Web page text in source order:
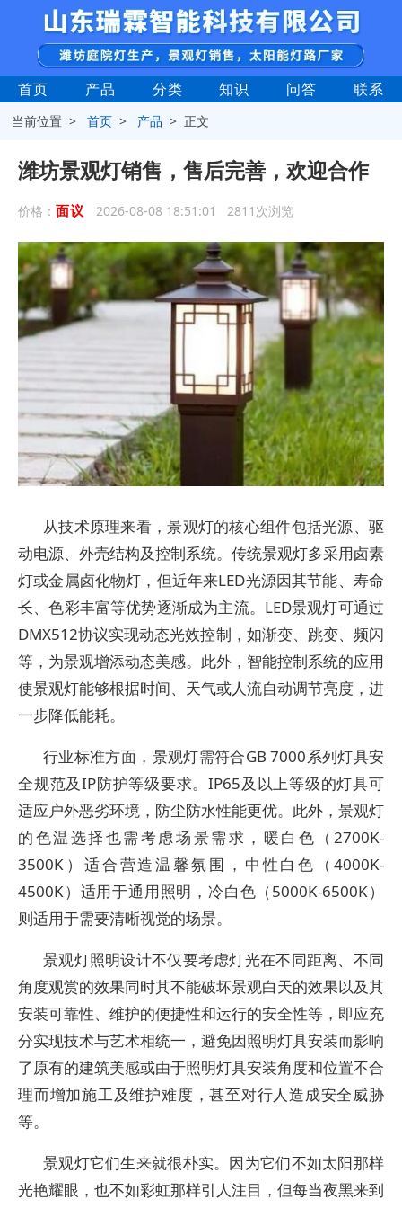
首页 产品 分类 知识 问答 联系
当前位置 >首页 > 产品 > 正文
潍坊景观灯销售，售后完善，欢迎合作
价格： 面议 2026-08-08 18:51:01 2811次浏览
从技术原理来看，景观灯的核心组件包括光源、驱
动电源、外壳结构及控制系统。传统景观灯多采用卤素
灯或金属卤化物灯，但近年来LED光源因其节能、寿命
长、色彩丰富等优势逐渐成为主流。LED景观灯可通过
DMX512协议实现动态光效控制，如渐变、跳变、频闪
等，为景观增添动态美感。此外，智能控制系统的应用
使景观灯能够根据时间、天气或人流自动调节亮度，进
一步降低能耗。
行业标准方面，景观灯需符合GB 7000系列灯具安
全规范及IP防护等级要求。IP65及以上等级的灯具可
适应户外恶劣环境，防尘防水性能更优。此外，景观灯
的色温选择也需考虑场景需求，暖白色（2700K-
3500K）适合营造温馨氛围，中性白色（4000K-
4500K）适用于通用照明，冷白色（5000K-6500K）
则适用于需要清晰视觉的场景。
景观灯照明设计不仅要考虑灯光在不同距离、不同
角度观赏的效果同时其不能破坏景观白天的效果以及其
安装可靠性、维护的便捷性和运行的安全性等，即应充
分实现技术与艺术相统一，避免因照明灯具安装而影响
了原有的建筑美感或由于照明灯具安装角度和位置不合
理而增加施工及维护难度，甚至对行人造成安全威胁
等。
景观灯它们生来就很朴实。因为它们不如太阳那样
光艳耀眼，也不如彩虹那样引人注目，但每当夜黑来到